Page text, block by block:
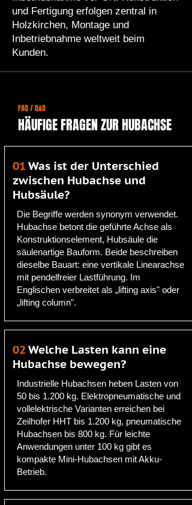
und Fertigung erfolgen zentral in
Holzkirchen, Montage und
Inbetriebnahme weltweit beim
Kunden.
FAQ / Q&A
HÄUFIGE FRAGEN ZUR HUBACHSE
01 Was ist der Unterschied
zwischen Hubachse und
Hubsäule?
Die Begriffe werden synonym verwendet.
Hubachse betont die geführte Achse als
Konstruktionselement, Hubsäule die
säulenartige Bauform. Beide beschreiben
dieselbe Bauart: eine vertikale Linearachse
mit pendelfreier Lastführung. Im
Englischen verbreitet als „lifting axis" oder
„lifting column".
02 Welche Lasten kann eine
Hubachse bewegen?
Industrielle Hubachsen heben Lasten von
50 bis 1.200 kg. Elektropneumatische und
vollelektrische Varianten erreichen bei
Zeilhofer HHT bis 1.200 kg, pneumatische
Hubachsen bis 800 kg. Für leichte
Anwendungen unter 100 kg gibt es
kompakte Mini-Hubachsen mit Akku-
Betrieb.